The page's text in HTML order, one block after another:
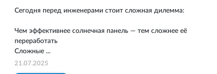
Сегодня перед инженерами стоит сложная дилемма:
Чем эффективнее солнечная панель — тем сложнее её
переработать
Сложные ...
21.07.2025